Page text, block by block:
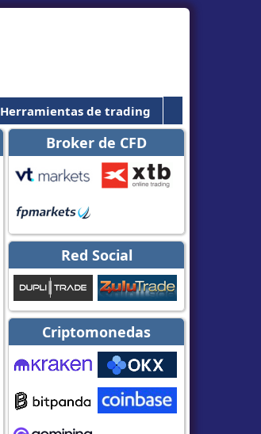
Herramientas de trading
Broker de CFD
Red Social
Criptomonedas